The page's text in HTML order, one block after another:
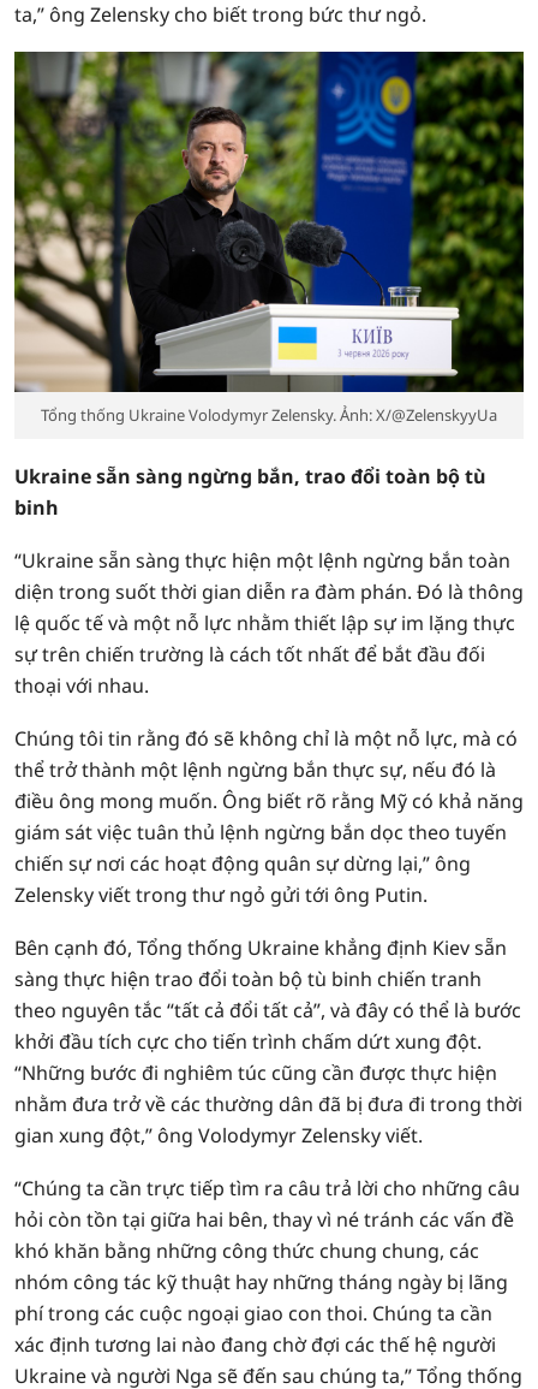
ta,” ông Zelensky cho biết trong bức thư ngỏ.
Tổng thống Ukraine Volodymyr Zelensky. Ảnh: X/@ZelenskyyUa
Ukraine sẵn sàng ngừng bắn, trao đổi toàn bộ tù
binh
“Ukraine sẵn sàng thực hiện một lệnh ngừng bắn toàn
diện trong suốt thời gian diễn ra đàm phán. Đó là thông
lệ quốc tế và một nỗ lực nhằm thiết lập sự im lặng thực
sự trên chiến trường là cách tốt nhất để bắt đầu đối
thoại với nhau.
Chúng tôi tin rằng đó sẽ không chỉ là một nỗ lực, mà có
thể trở thành một lệnh ngừng bắn thực sự, nếu đó là
điều ông mong muốn. Ông biết rõ rằng Mỹ có khả năng
giám sát việc tuân thủ lệnh ngừng bắn dọc theo tuyến
chiến sự nơi các hoạt động quân sự dừng lại,” ông
Zelensky viết trong thư ngỏ gửi tới ông Putin.
Bên cạnh đó, Tổng thống Ukraine khẳng định Kiev sẵn
sàng thực hiện trao đổi toàn bộ tù binh chiến tranh
theo nguyên tắc “tất cả đổi tất cả”, và đây có thể là bước
khởi đầu tích cực cho tiến trình chấm dứt xung đột.
“Những bước đi nghiêm túc cũng cần được thực hiện
nhằm đưa trở về các thường dân đã bị đưa đi trong thời
gian xung đột,” ông Volodymyr Zelensky viết.
“Chúng ta cần trực tiếp tìm ra câu trả lời cho những câu
hỏi còn tồn tại giữa hai bên, thay vì né tránh các vấn đề
khó khăn bằng những công thức chung chung, các
nhóm công tác kỹ thuật hay những tháng ngày bị lãng
phí trong các cuộc ngoại giao con thoi. Chúng ta cần
xác định tương lai nào đang chờ đợi các thế hệ người
Ukraine và người Nga sẽ đến sau chúng ta,” Tổng thống